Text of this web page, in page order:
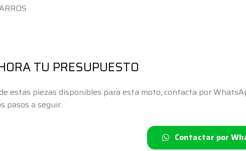
TU PRESUPUESTO
estas piezas disponibles para esta moto, contacta por
pasos a seguir.
Contactar por